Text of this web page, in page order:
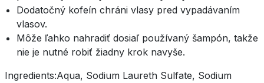
Dodatočný kofeín chráni vlasy pred vypadávaním
vlasov.
Môže ľahko nahradiť dosiaľ používaný šampón, takže
nie je nutné robiť žiadny krok navyše.
Ingredients:Aqua, Sodium Laureth Sulfate, Sodium